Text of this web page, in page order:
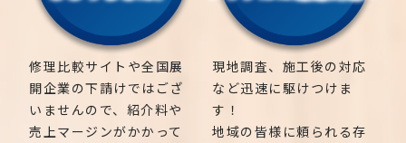
修理比較サイトや全国展
開企業の下請けではござ
いませんので、紹介料や
売上マージンがかかって
現地調査、施工後の対応
など迅速に駆けつけま
す！
地域の皆様に頼られる存